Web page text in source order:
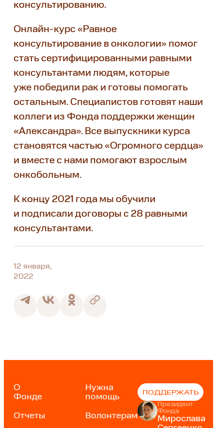
консультированию.
Онлайн-курс «Равное
консультирование в онкологии» помог
стать сертифицированными равными
консультантами людям, которые
уже победили рак и готовы помогать
остальным. Специалистов готовят наши
коллеги из Фонда поддержки женщин
«Александра». Все выпускники курса
становятся частью «Огромного сердца»
и вместе с нами помогают взрослым
онкобольным.
К концу 2021 года мы обучили
и подписали договоры с 28 равными
консультантами.
12 января,
2022
О
Фонде
Отчеты
Нужна
помощь
Волонтерам
ПОДДЕРЖАТЬ
Президент
Фонда
Мирослава